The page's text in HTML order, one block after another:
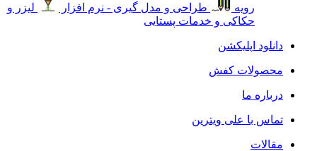
رویه
طراحی و مدل گیری - نرم افزار
لیزر و
حکاکی و خدمات پستایی
دانلود اپلیکشن
محصولات کفش
درباره ما
تماس با علی ویترین
مقالات